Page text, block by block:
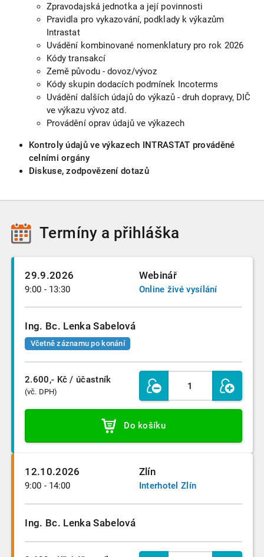
Zpravodajská jednotka a její povinnosti
Pravidla pro vykazování, podklady k výkazům
Intrastat
Uvádění kombinované nomenklatury pro rok 2026
Kódy transakcí
Země původu - dovoz/vývoz
Kódy skupin dodacích podmínek Incoterms
Uvádění dalších údajů do výkazů - druh dopravy, DIČ
ve výkazu vývoz atd.
Provádění oprav údajů ve výkazech
Kontroly údajů ve výkazech INTRASTAT prováděné
celními orgány
Diskuse, zodpovězení dotazů
Termíny a přihláška
29.9.2026 Webinář
Online živé vysílání
9:00 - 13:30
Ing. Bc. Lenka Sabelová
Včetně záznamu po konání
2.600,- Kč / účastník
(vč. DPH)
Do košíku
12.10.2026 Zlín
Interhotel Zlín
9:00 - 14:00
Ing. Bc. Lenka Sabelová